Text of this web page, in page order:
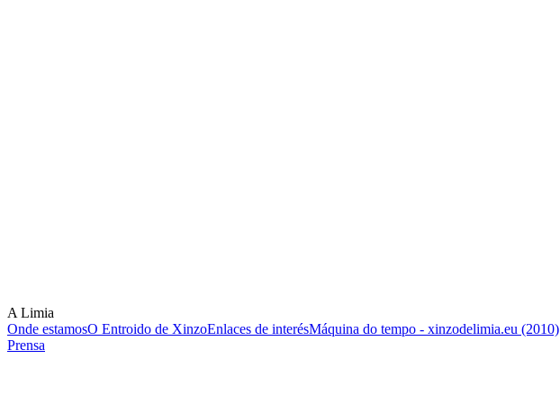
A Limia
Onde estamosO Entroido de XinzoEnlaces de interésMáquina do tempo - xinzodelimia.eu (2010)
Prensa